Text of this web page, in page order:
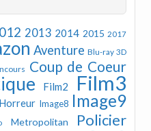
2013 2014 2015 2017
Aventure Blu-ray 3D
Coup de Coeur
Film2 Film3
Horreur Image8 Image9
Metropolitan Policier